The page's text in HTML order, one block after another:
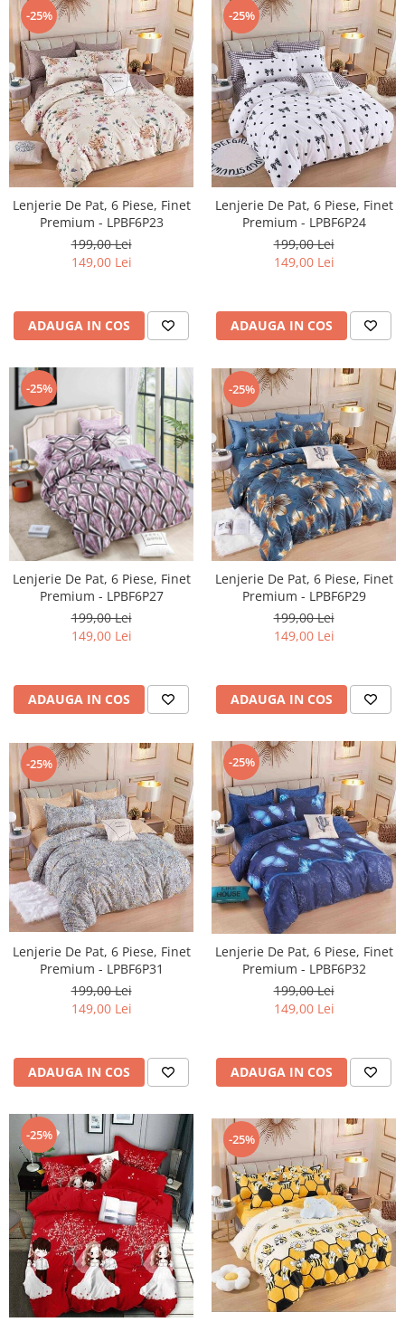
-25%
Lenjerie De Pat, 6 Piese, Finet
Premium - LPBF6P23
199,00 Lei
149,00 Lei
ADAUGA IN COS
-25%
Lenjerie De Pat, 6 Piese, Finet
Premium - LPBF6P24
199,00 Lei
149,00 Lei
ADAUGA IN COS
-25%
Lenjerie De Pat, 6 Piese, Finet
Premium - LPBF6P27
199,00 Lei
149,00 Lei
ADAUGA IN COS
-25%
Lenjerie De Pat, 6 Piese, Finet
Premium - LPBF6P29
199,00 Lei
149,00 Lei
ADAUGA IN COS
-25%
Lenjerie De Pat, 6 Piese, Finet
Premium - LPBF6P31
199,00 Lei
149,00 Lei
ADAUGA IN COS
-25%
Lenjerie De Pat, 6 Piese, Finet
Premium - LPBF6P32
199,00 Lei
149,00 Lei
ADAUGA IN COS
-25% -25%